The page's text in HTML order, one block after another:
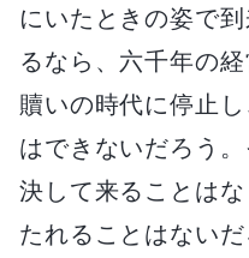
にいたときの姿で
るなら、六千年の
贖いの時代に停止
はできないだろう
決して来ることは
たれることはない